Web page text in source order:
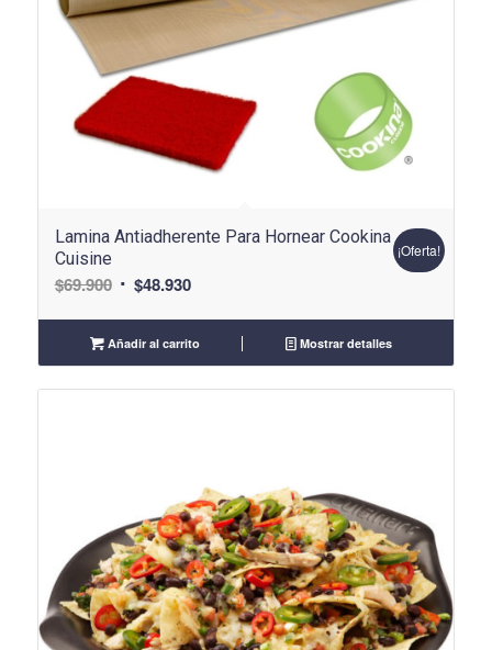
Lamina Antiadherente Para Hornear Cookina
Cuisine
$69.900 El
original
era:
$69.900.
$48.930El
actual
es:
$48.930.
¡Oferta!
Añadir al carrito Mostrar detalles